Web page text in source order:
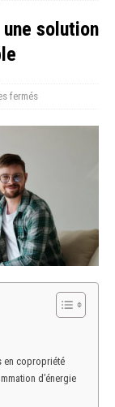
solution
fermés
en copropriété
d’énergie